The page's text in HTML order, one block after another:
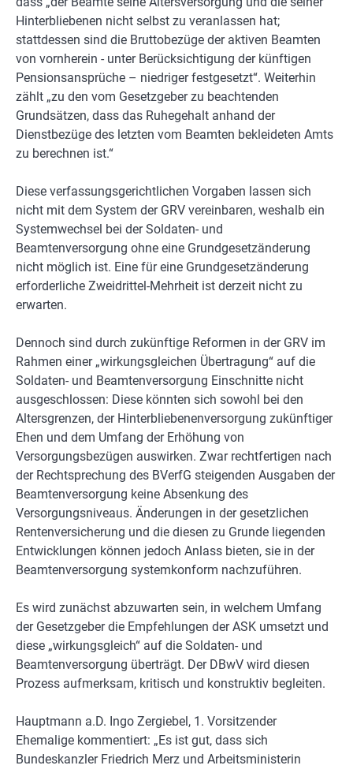
Hinterbliebenen nicht selbst zu veranlassen hat;
stattdessen sind die Bruttobezüge der aktiven Beamten
von vornherein - unter Berücksichtigung der künftigen
Pensionsansprüche – niedriger festgesetzt“. Weiterhin
zählt „zu den vom Gesetzgeber zu beachtenden
Grundsätzen, dass das Ruhegehalt anhand der
Dienstbezüge des letzten vom Beamten bekleideten Amts
zu berechnen ist.“
Diese verfassungsgerichtlichen Vorgaben lassen sich
nicht mit dem System der GRV vereinbaren, weshalb ein
Systemwechsel bei der Soldaten- und
Beamtenversorgung ohne eine Grundgesetzänderung
nicht möglich ist. Eine für eine Grundgesetzänderung
erforderliche Zweidrittel-Mehrheit ist derzeit nicht zu
erwarten.
Dennoch sind durch zukünftige Reformen in der GRV im
Rahmen einer „wirkungsgleichen Übertragung“ auf die
Soldaten- und Beamtenversorgung Einschnitte nicht
ausgeschlossen: Diese könnten sich sowohl bei den
Altersgrenzen, der Hinterbliebenenversorgung zukünftiger
Ehen und dem Umfang der Erhöhung von
Versorgungsbezügen auswirken. Zwar rechtfertigen nach
der Rechtsprechung des BVerfG steigenden Ausgaben der
Beamtenversorgung keine Absenkung des
Versorgungsniveaus. Änderungen in der gesetzlichen
Rentenversicherung und die diesen zu Grunde liegenden
Entwicklungen können jedoch Anlass bieten, sie in der
Beamtenversorgung systemkonform nachzuführen.
Es wird zunächst abzuwarten sein, in welchem Umfang
der Gesetzgeber die Empfehlungen der ASK umsetzt und
diese „wirkungsgleich“ auf die Soldaten- und
Beamtenversorgung überträgt. Der DBwV wird diesen
Prozess aufmerksam, kritisch und konstruktiv begleiten.
Hauptmann a.D. Ingo Zergiebel, 1. Vorsitzender
Ehemalige kommentiert: „Es ist gut, dass sich
Bundeskanzler Friedrich Merz und Arbeitsministerin